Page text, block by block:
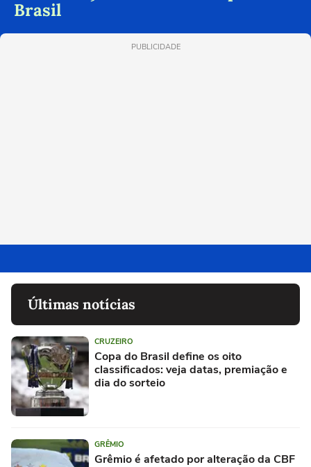
Brasil
PUBLICIDADE
Últimas notícias
CRUZEIRO
Copa do Brasil define os oito
classificados: veja datas, premiação e
dia do sorteio
GRÊMIO
Grêmio é afetado por alteração da CBF